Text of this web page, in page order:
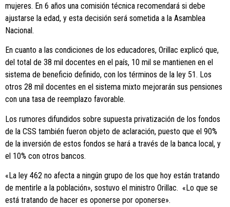
mujeres. En 6 años una comisión técnica recomendará si debe
ajustarse la edad, y esta decisión será sometida a la Asamblea
Nacional.
En cuanto a las condiciones de los educadores, Orillac explicó que,
del total de 38 mil docentes en el país, 10 mil se mantienen en el
sistema de beneficio definido, con los términos de la ley 51. Los
otros 28 mil docentes en el sistema mixto mejorarán sus pensiones
con una tasa de reemplazo favorable.
Los rumores difundidos sobre supuesta privatización de los fondos
de la CSS también fueron objeto de aclaración, puesto que el 90%
de la inversión de estos fondos se hará a través de la banca local, y
el 10% con otros bancos.
«La ley 462 no afecta a ningún grupo de los que hoy están tratando
de mentirle a la población», sostuvo el ministro Orillac. «Lo que se
está tratando de hacer es oponerse por oponerse».